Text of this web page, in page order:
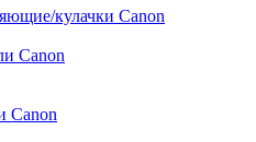
кулачки Canon
Canon
Canon